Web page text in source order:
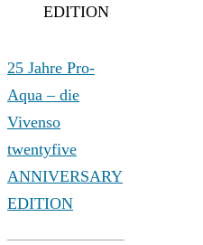
25 Jahre Pro-
Aqua – die
Vivenso
twentyfive
ANNIVERSARY
EDITION